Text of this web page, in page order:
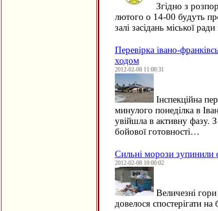
Згідно з
лютого о 14-00 будуть
залі засідань міської
Перевірка івано-
ходом
2012-02-08 11:00:31
Інспекційна
минулого понеділка в
увійшла в активну фазу.
бойової готовності…
Сильні морози зупинили
2012-02-08 10:00:02
Величезні гори
довелося спостерігати на